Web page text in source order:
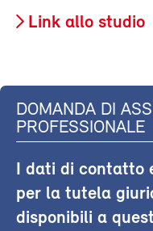
Link allo studio
DOMANDA DI
PROFESSIONALE
I dati di contatto
per la tutela
disponibili a